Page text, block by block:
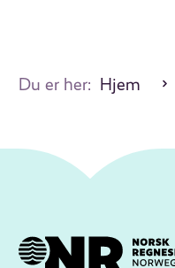
Du er her: Hjem